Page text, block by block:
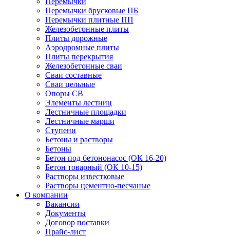
Перемычки брусковые ПБ
Перемычки плитные ПП
Железобетонные плиты
Плиты дорожные
Аэродромные плиты
Плиты перекрытия
Железобетонные сваи
Сваи составные
Сваи цельные
Опоры СВ
Элементы лестниц
Лестничные площадки
Лестничные марши
Ступени
Бетоны и растворы
Бетоны
Бетон под бетононасос (ОК 16-20)
Бетон товарный (ОК 10-15)
Растворы известковые
Растворы цементно-песчаные
О компании
Вакансии
Документы
Договор поставки
Прайс-лист